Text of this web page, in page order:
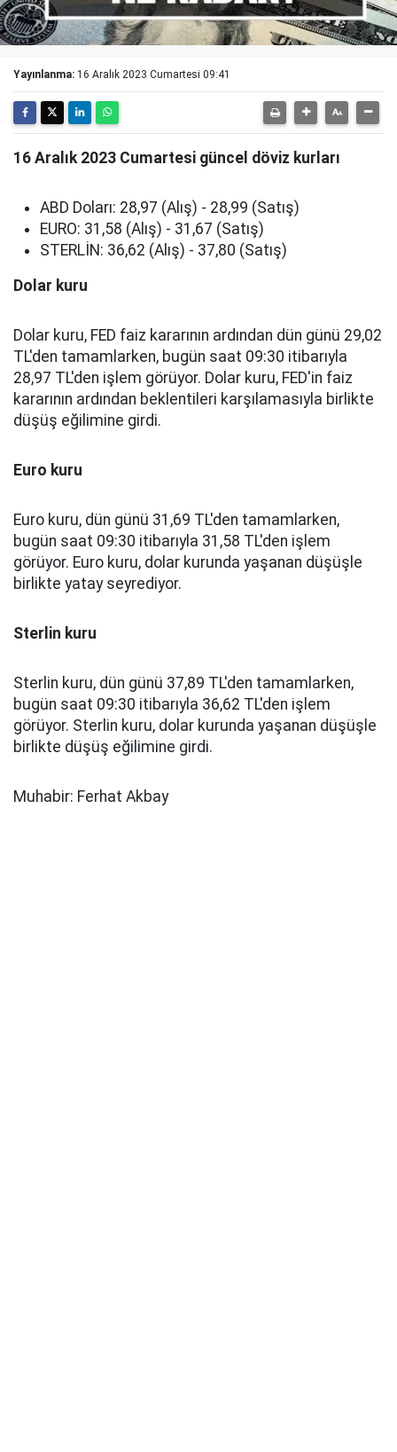
Yayınlanma: 16 Aralık 2023 Cumartesi 09:41
16 Aralık 2023 Cumartesi güncel döviz kurları
ABD Doları: 28,97 (Alış) - 28,99 (Satış)
EURO: 31,58 (Alış) - 31,67 (Satış)
STERLİN: 36,62 (Alış) - 37,80 (Satış)
Dolar kuru
Dolar kuru, FED faiz kararının ardından dün günü 29,02
TL'den tamamlarken, bugün saat 09:30 itibarıyla
28,97 TL'den işlem görüyor. Dolar kuru, FED'in faiz
kararının ardından beklentileri karşılamasıyla birlikte
düşüş eğilimine girdi.
Euro kuru
Euro kuru, dün günü 31,69 TL'den tamamlarken,
bugün saat 09:30 itibarıyla 31,58 TL'den işlem
görüyor. Euro kuru, dolar kurunda yaşanan düşüşle
birlikte yatay seyrediyor.
Sterlin kuru
Sterlin kuru, dün günü 37,89 TL'den tamamlarken,
bugün saat 09:30 itibarıyla 36,62 TL'den işlem
görüyor. Sterlin kuru, dolar kurunda yaşanan düşüşle
birlikte düşüş eğilimine girdi.
Muhabir: Ferhat Akbay